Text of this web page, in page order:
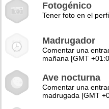
Fotogénico
Tener foto en el
Madrugador
Comentar una
mañana [GMT
Ave nocturna
Comentar una
madrugada [GMT